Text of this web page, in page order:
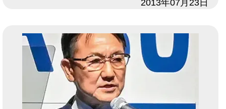
2013年07月23日